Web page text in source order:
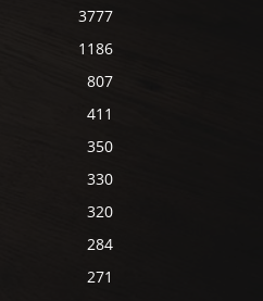
3777
1186
807
411
350
330
320
284
271